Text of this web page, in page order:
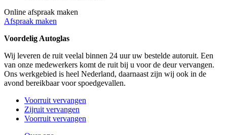
Online afspraak maken
Afspraak maken
Voordelig Autoglas
Wij leveren de ruit veelal binnen 24 uur uw bestelde autoruit. Een
van onze medewerkers komt de ruit bij u voor de deur vervangen.
Ons werkgebied is heel Nederland, daarnaast zijn wij ook in de
avond bereikbaar voor spoedgevallen.
Voorruit vervangen
Zijruit vervangen
Voorruit vervangen